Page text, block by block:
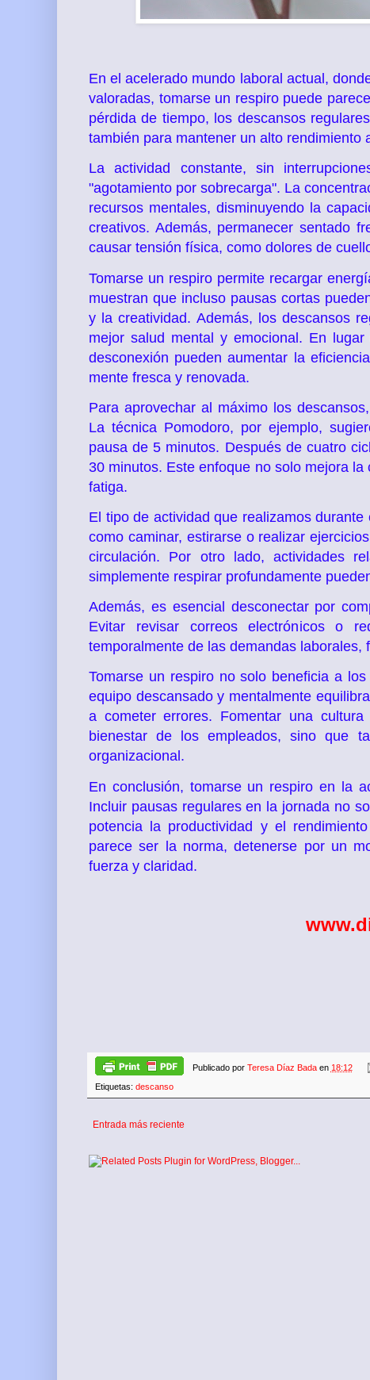
En el acelerado mundo laboral actual,
valoradas, tomarse un respiro puede
pérdida de tiempo, los descansos
también para mantener un alto rendimiento
La actividad constante, sin
"agotamiento por sobrecarga". La
recursos mentales, disminuyendo la
creativos. Además, permanecer sentado
causar tensión física, como dolores de
Tomarse un respiro permite recargar
muestran que incluso pausas cortas
y la creatividad. Además, los descansos
mejor salud mental y emocional. En
desconexión pueden aumentar la
mente fresca y renovada.
Para aprovechar al máximo los
La técnica Pomodoro, por ejemplo,
pausa de 5 minutos. Después de cuatro
30 minutos. Este enfoque no solo mejora
fatiga.
El tipo de actividad que realizamos
como caminar, estirarse o realizar
circulación. Por otro lado, actividades
simplemente respirar profundamente
Además, es esencial desconectar por
Evitar revisar correos electrónicos o
temporalmente de las demandas
Tomarse un respiro no solo beneficia a
equipo descansado y mentalmente
a cometer errores. Fomentar una
bienestar de los empleados, sino que
organizacional.
En conclusión, tomarse un respiro en la
Incluir pausas regulares en la jornada no
potencia la productividad y el
parece ser la norma, detenerse por un
fuerza y claridad.
Publicado por Teresa Díaz Bada en 18:12
Etiquetas: descanso
Entrada más reciente